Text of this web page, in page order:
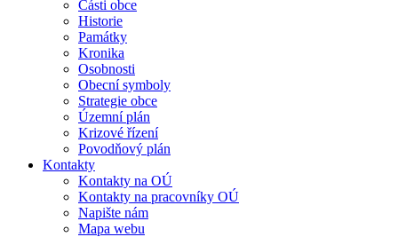
Části obce
Historie
Památky
Kronika
Osobnosti
Obecní symboly
Strategie obce
Územní plán
Krizové řízení
Povodňový plán
Kontakty
Kontakty na OÚ
Kontakty na pracovníky OÚ
Napište nám
Mapa webu